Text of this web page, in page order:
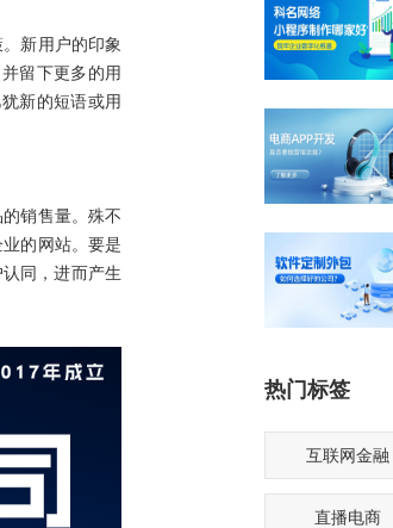
新用户的印象
留下更多的用
新的短语或用
销售量。殊不
的网站。要是
同，进而产生
热门标签
互联网金融
直播电商